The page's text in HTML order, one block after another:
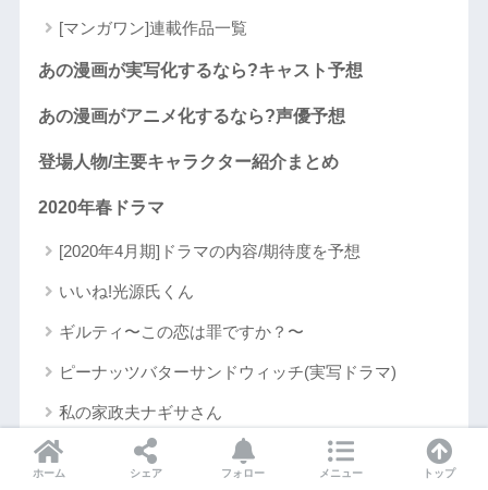
[マンガワン]連載作品一覧
あの漫画が実写化するなら?キャスト予想
あの漫画がアニメ化するなら?声優予想
登場人物/主要キャラクター紹介まとめ
2020年春ドラマ
[2020年4月期]ドラマの内容/期待度を予想
いいね!光源氏くん
ギルティ〜この恋は罪ですか？〜
ピーナッツバターサンドウィッチ(実写ドラマ)
私の家政夫ナギサさん
美食探偵明智五郎(実写ドラマ)
ホーム シェア フォロー メニュー トップ